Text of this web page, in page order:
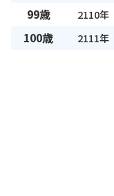
99歳 2110年
100歳 2111年